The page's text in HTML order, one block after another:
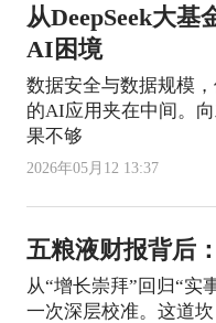
从DeepSeek大
AI困境
数据安全与数据规模
的AI应用夹在中间。
果不够
2026年05月12 13:37
五粮液财报背后
从“增长崇拜”回归“实
一次深层校准。这道